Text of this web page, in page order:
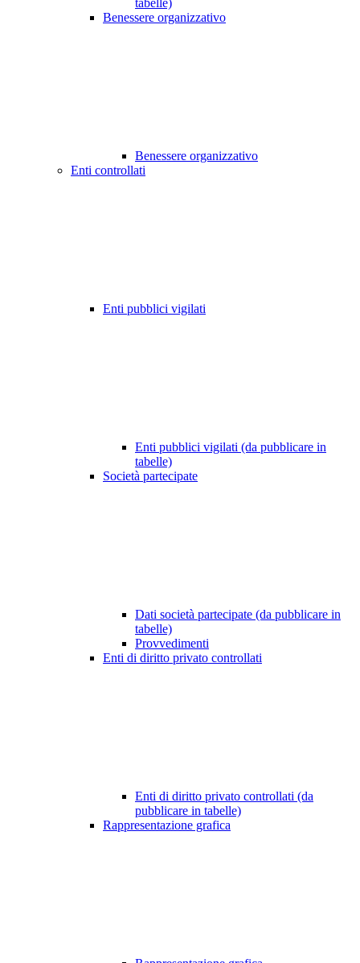
tabelle)
Benessere organizzativo
Benessere organizzativo
Enti controllati
Enti pubblici vigilati
Enti pubblici vigilati (da pubblicare in
tabelle)
Società partecipate
Dati società partecipate (da pubblicare in
tabelle)
Provvedimenti
Enti di diritto privato controllati
Enti di diritto privato controllati (da
pubblicare in tabelle)
Rappresentazione grafica